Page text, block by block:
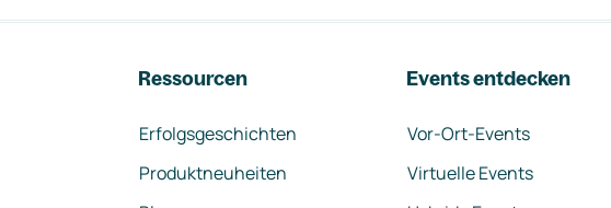
Ressourcen
Erfolgsgeschichten
Produktneuheiten
Events entdecken
Vor-Ort-Events
Virtuelle Events